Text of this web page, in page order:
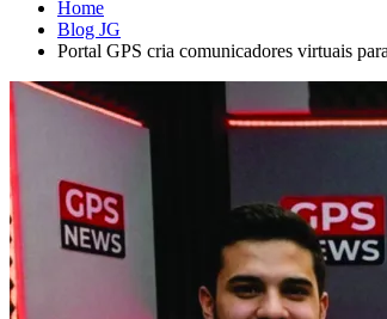
Home
Blog JG
Portal GPS cria comunicadores virtuais